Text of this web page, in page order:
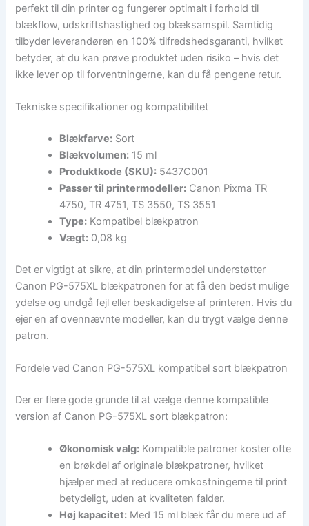
perfekt til din printer og fungerer optimalt i forhold til
blækflow, udskriftshastighed og blæksamspil. Samtidig
tilbyder leverandøren en 100% tilfredshedsgaranti, hvilket
betyder, at du kan prøve produktet uden risiko – hvis det
ikke lever op til forventningerne, kan du få pengene retur.
Tekniske specifikationer og kompatibilitet
Blækfarve: Sort
Blækvolumen: 15 ml
Produktkode (SKU): 5437C001
Passer til printermodeller: Canon Pixma TR
4750, TR 4751, TS 3550, TS 3551
Type: Kompatibel blækpatron
Vægt: 0,08 kg
Det er vigtigt at sikre, at din printermodel understøtter
Canon PG-575XL blækpatronen for at få den bedst mulige
ydelse og undgå fejl eller beskadigelse af printeren. Hvis du
ejer en af ovennævnte modeller, kan du trygt vælge denne
patron.
Fordele ved Canon PG-575XL kompatibel sort blækpatron
Der er flere gode grunde til at vælge denne kompatible
version af Canon PG-575XL sort blækpatron:
Økonomisk valg: Kompatible patroner koster ofte
en brøkdel af originale blækpatroner, hvilket
hjælper med at reducere omkostningerne til print
betydeligt, uden at kvaliteten falder.
Høj kapacitet: Med 15 ml blæk får du mere ud af